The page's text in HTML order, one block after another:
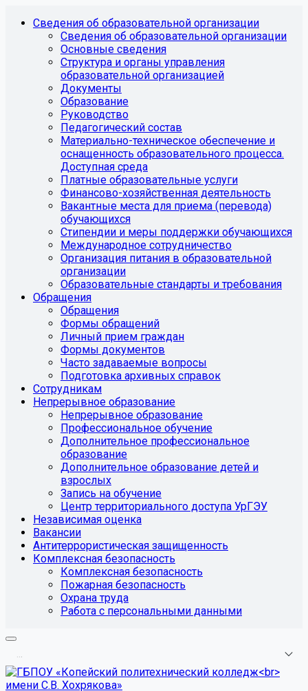
Сведения об образовательной организации
Сведения об образовательной организации
Основные сведения
Структура и органы управления
образовательной организацией
Документы
Образование
Руководство
Педагогический состав
Материально-техническое обеспечение и
оснащенность образовательного процесса.
Доступная среда
Платные образовательные услуги
Финансово-хозяйственная деятельность
Вакантные места для приема (перевода)
обучающихся
Стипендии и меры поддержки обучающихся
Международное сотрудничество
Организация питания в образовательной
организации
Образовательные стандарты и требования
Обращения
Обращения
Формы обращений
Личный прием граждан
Формы документов
Часто задаваемые вопросы
Подготовка архивных справок
Сотрудникам
Непрерывное образование
Непрерывное образование
Профессиональное обучение
Дополнительное профессиональное
образование
Дополнительное образование детей и
взрослых
Запись на обучение
Центр территориального доступа УрГЭУ
Независимая оценка
Вакансии
Антитеррористическая защищенность
Комплексная безопасность
Комплексная безопасность
Пожарная безопасность
Охрана труда
Работа с персональными данными
...